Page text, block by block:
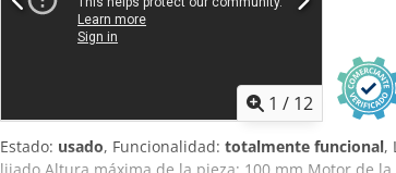
1 / 12
Estado: usado, Funcionalidad: totalmente funcional,
lijado Altura máxima de la pieza: 100 mm Motor de